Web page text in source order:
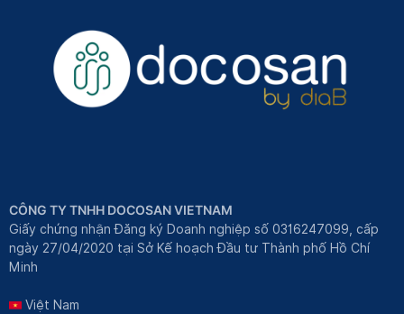
CÔNG TY TNHH DOCOSAN VIETNAM
Giấy chứng nhận Đăng ký Doanh nghiệp số 0316247099, cấp
ngày 27/04/2020 tại Sở Kế hoạch Đầu tư Thành phố Hồ Chí
Minh
Việt Nam